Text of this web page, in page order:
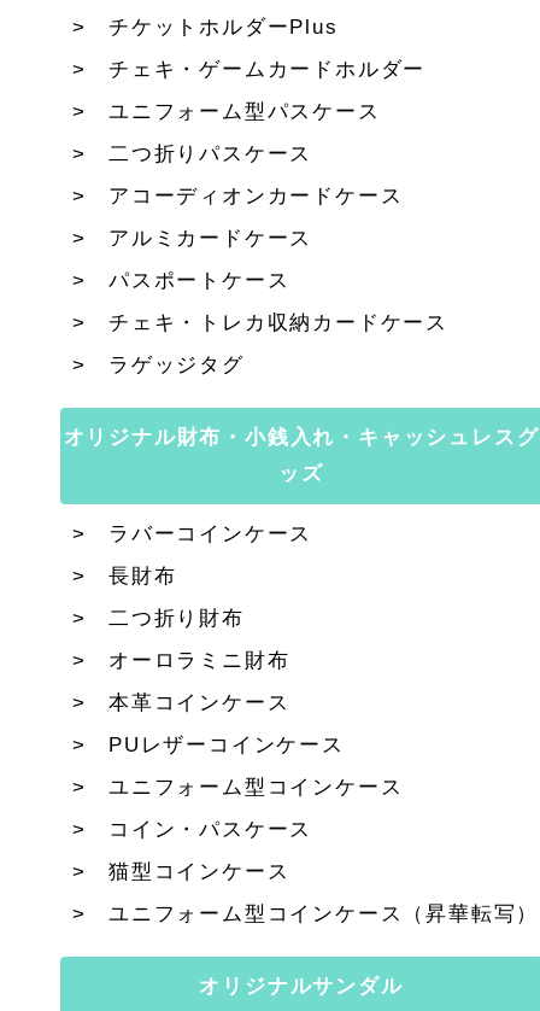
チケットホルダーPlus
チェキ・ゲームカードホルダー
ユニフォーム型パスケース
二つ折りパスケース
アコーディオンカードケース
アルミカードケース
パスポートケース
チェキ・トレカ収納カードケース
ラゲッジタグ
オリジナル財布・小銭入れ・キャッシュレスグ
ッズ
ラバーコインケース
長財布
二つ折り財布
オーロラミニ財布
本革コインケース
PUレザーコインケース
ユニフォーム型コインケース
コイン・パスケース
猫型コインケース
ユニフォーム型コインケース（昇華転写）
オリジナルサンダル